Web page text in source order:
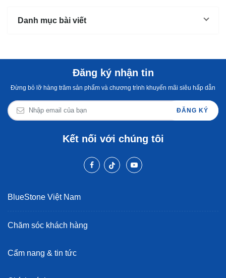
Danh mục bài viết
Đăng ký nhận tin
Đừng bỏ lỡ hàng trăm sản phẩm và chương trình khuyến mãi siêu hấp dẫn
ĐĂNG KÝ
Kết nối với chúng tôi
BlueStone Việt Nam
Chăm sóc khách hàng
Cẩm nang & tin tức